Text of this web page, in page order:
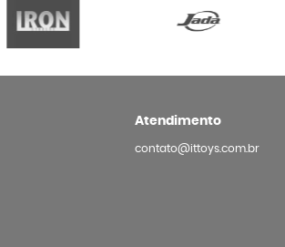
Atendimento
contato@ittoys.com.br